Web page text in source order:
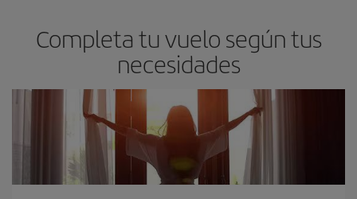
Completa tu vuelo según tus
necesidades